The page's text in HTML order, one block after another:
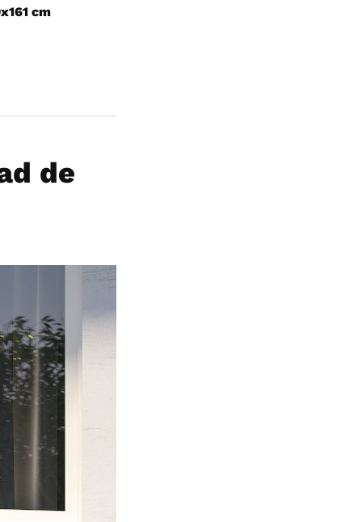
cm
de